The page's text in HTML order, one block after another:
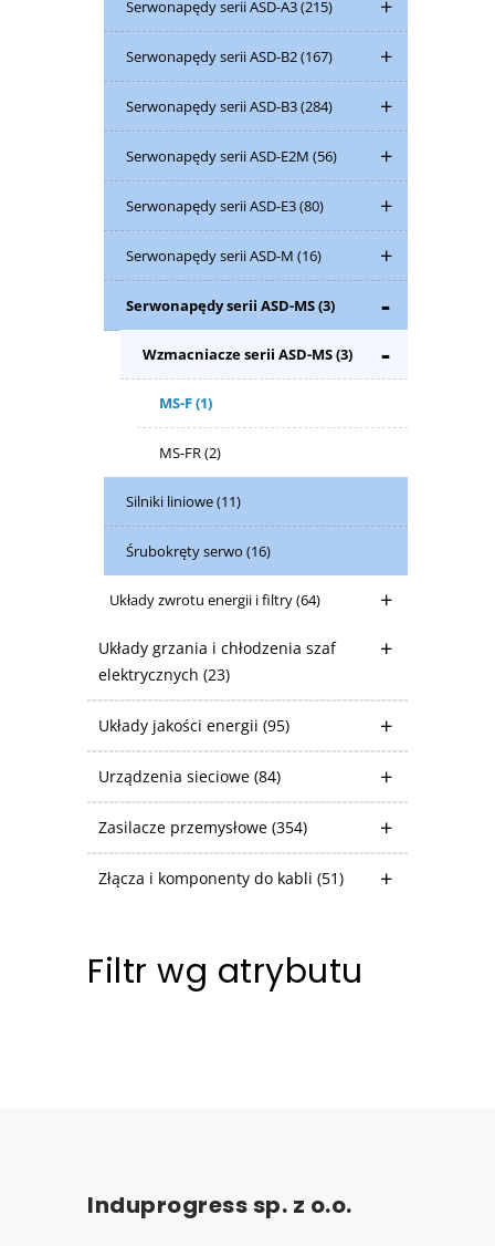
Serwonapędy serii ASD-A3(215)
Serwonapędy serii ASD-B2(167)
Serwonapędy serii ASD-B3(284)
Serwonapędy serii ASD-E2M (56)
Serwonapędy serii ASD-E3(80)
Serwonapędy serii ASD-M (16)
Serwonapędy serii ASD-MS(3)
Wzmacniacze serii ASD-MS(3)
MS-F(1)
MS-FR(2)
Silniki liniowe(11)
Śrubokręty serwo (16)
Układy zwrotu energii i filtry(64)
Układy grzania i chłodzenia szaf
elektrycznych (23)
Układy jakości energii (95)
Urządzenia sieciowe (84)
Zasilacze przemysłowe (354)
Złącza i komponenty do kabli (51)
Filtr wg atrybutu
Induprogress sp. z o.o.